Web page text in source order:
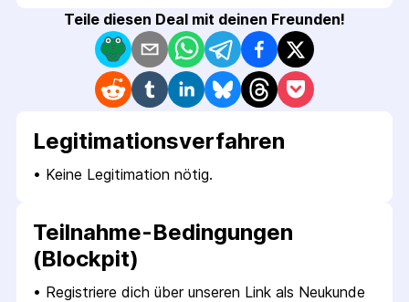
Teile diesen Deal mit deinen Freunden!
Legitimations­verfahren
• Keine Legitimation nötig.
Teilnahme-Bedingungen
(Blockpit)
• Registriere dich über unseren Link als Neukunde